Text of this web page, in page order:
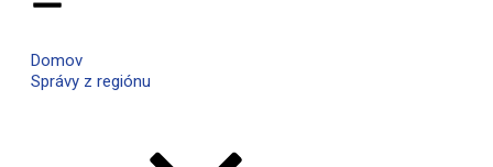
Domov
Správy z regiónu